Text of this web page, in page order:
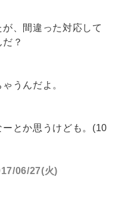
、間違った対応して
？
うんだよ。
とか思うけども。(10
06/27(火)